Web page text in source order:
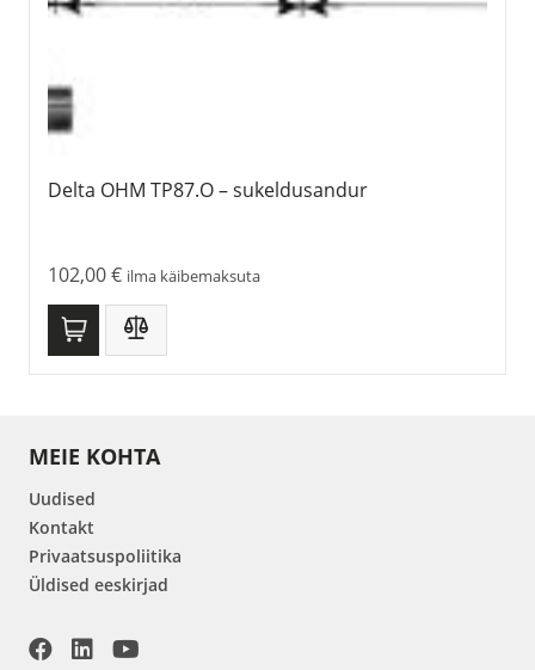
Delta OHM TP87.O – sukeldusandur
102,00€ ilma käibemaksuta
MEIE KOHTA
Uudised
Kontakt
Privaatsuspoliitika
Üldised eeskirjad